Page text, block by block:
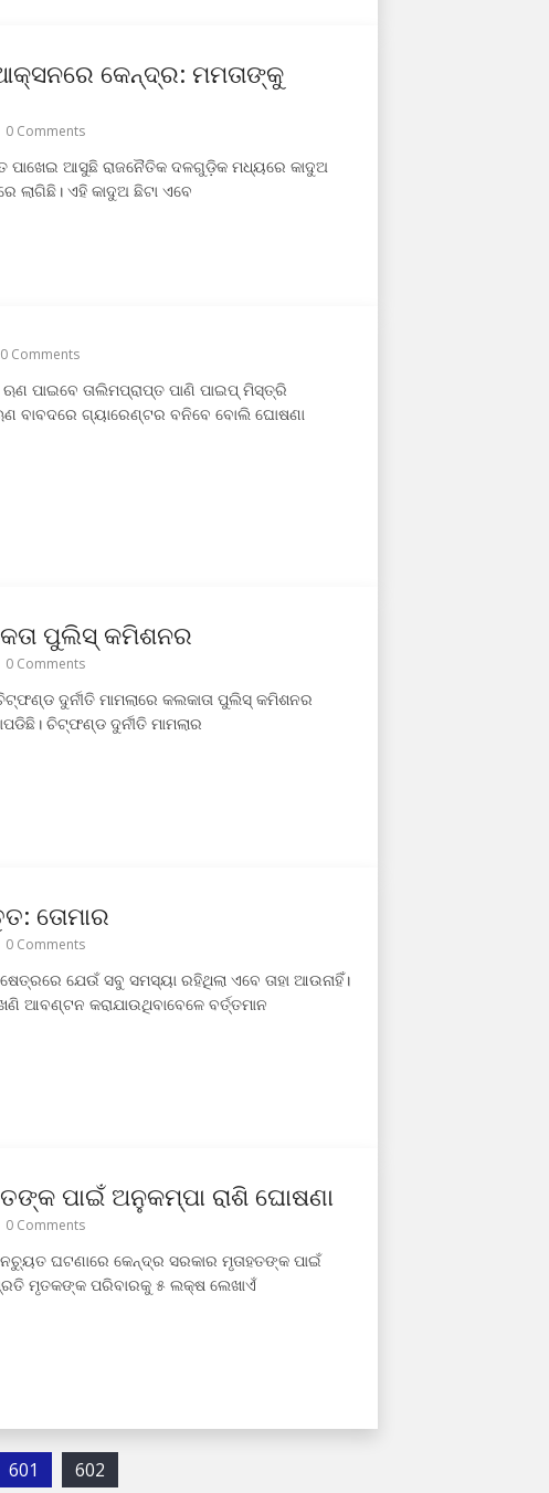
କେନ୍ଦ୍ର: ମମତାଙ୍କୁ
0 Comments
ପାଖେଇ ଆସୁଛି ରାଜନୈତିକ ଦଳଗୁଡ଼ିକ ମଧ୍ୟରେ କାଦୁଅ
ଲାଗିଛି। ଏହି କାଦୁଅ ଛିଟା ଏବେ
0 Comments
ପାଇବେ ତାଲିମପ୍ରାପ୍ତ ପାଣି ପାଇପ୍‌ ମିସ୍ତ୍ରି
ବାବଦରେ ଗ୍ୟାରେଣ୍ଟର ବନିବେ ବୋଲି ଘୋଷଣା
ପୁଲିସ୍‍ କମିଶନର
0 Comments
ଦୁର୍ନୀତି ମାମଲାରେ କଲକାତା ପୁଲିସ୍‍ କମିଶନର
ଚିଟ୍‍ଫଣ୍ଡ ଦୁର୍ନୀତି ମାମଲାର
ତୋମାର
0 Comments
ଯେଉଁ ସବୁ ସମସ୍ୟା ରହିଥିଲା ଏବେ ତାହା ଆଉନାହିଁ।
ଆବଣ୍ଟନ କରାଯାଉଥିବାବେଳେ ବର୍ତ୍ତମାନ
ପାଇଁ ଅନୁକମ୍ପା ରାଶି ଘୋଷଣା
0 Comments
ଘଟଣାରେ କେନ୍ଦ୍ର ସରକାର ମୃତାହତଙ୍କ ପାଇଁ
ମୃତକଙ୍କ ପରିବାରକୁ ୫ ଲକ୍ଷ ଲେଖାଏଁ
601 602